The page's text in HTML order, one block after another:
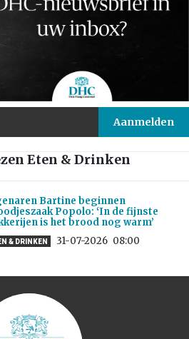
Eten & Drinken
Bartine beginnen
Popolo: ‘In de fijnste
is het brood nog warm’
& DRINKEN 31-07-2026 08:00